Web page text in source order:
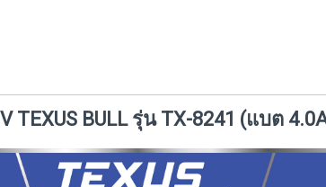
BULL รุ่น TX-8241 (แบต